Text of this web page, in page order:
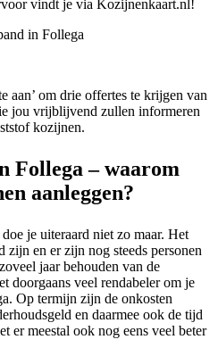
vindt je via Kozijnenkaart.nl!
in Follega
aan’ om drie offertes te krijgen van
jou vrijblijvend zullen informeren
kozijnen.
Follega – waarom
aanleggen?
je uiteraard niet zo maar. Het
zijn en er zijn nog steeds personen
jaar behouden van de
doorgaans veel rendabeler om je
Op termijn zijn de onkosten
en daarmee ook de tijd
er meestal ook nog eens veel beter